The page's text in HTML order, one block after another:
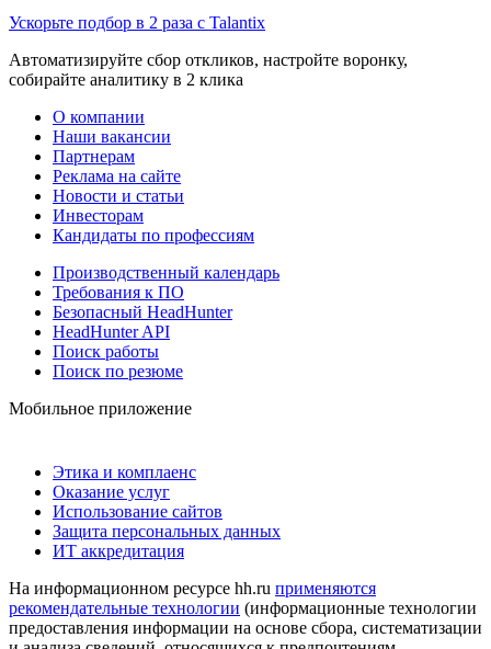
Ускорьте подбор в 2 раза с Talantix
Автоматизируйте сбор откликов, настройте воронку,
собирайте аналитику в 2 клика
О компании
Наши вакансии
Партнерам
Реклама на сайте
Новости и статьи
Инвесторам
Кандидаты по профессиям
Производственный календарь
Требования к ПО
Безопасный HeadHunter
HeadHunter API
Поиск работы
Поиск по резюме
Мобильное приложение
Этика и комплаенс
Оказание услуг
Использование сайтов
Защита персональных данных
ИТ аккредитация
На информационном ресурсе hh.ru применяются
рекомендательные технологии (информационные технологии
предоставления информации на основе сбора, систематизации